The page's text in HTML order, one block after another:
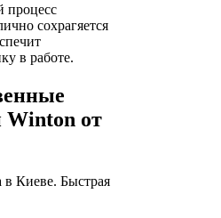
процесс
сохрагяется
в работе.
Winton от
Киеве. Быстрая